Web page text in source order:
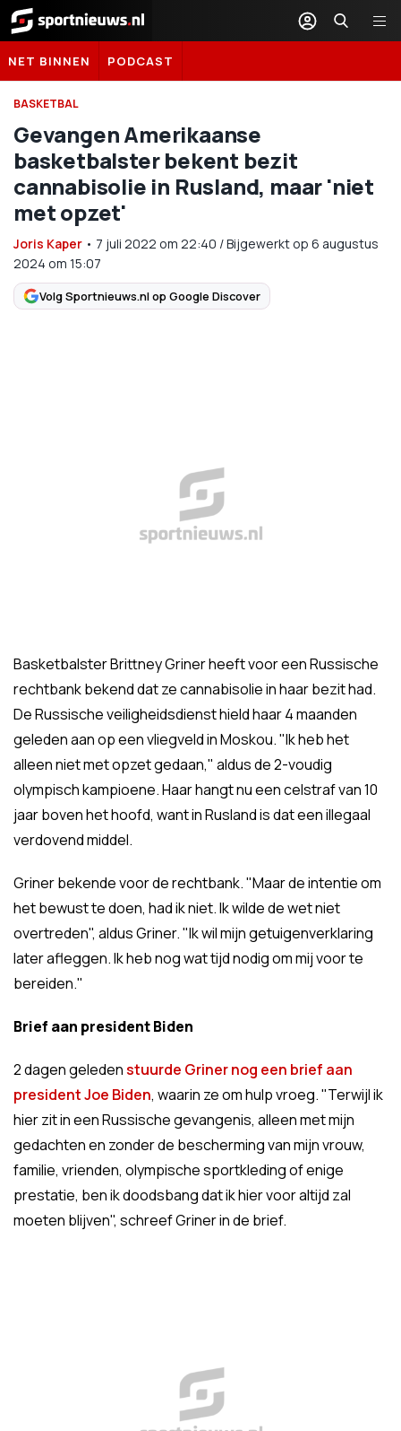
Sportnieuws.nl
NET BINNEN PODCAST
BASKETBAL
Gevangen Amerikaanse
basketbalster bekent bezit
cannabisolie in Rusland, maar 'niet
met opzet'
Joris Kaper • 7 juli 2022 om 22:40 /Bijgewerkt op 6 augustus
2024 om 15:07
Volg Sportnieuws.nl op Google Discover
Basketbalster Brittney Griner heeft voor een Russische
rechtbank bekend dat ze cannabisolie in haar bezit had.
De Russische veiligheidsdienst hield haar 4 maanden
geleden aan op een vliegveld in Moskou. "Ik heb het
alleen niet met opzet gedaan," aldus de 2-voudig
olympisch kampioene. Haar hangt nu een celstraf van 10
jaar boven het hoofd, want in Rusland is dat een illegaal
verdovend middel.
Griner bekende voor de rechtbank. "Maar de intentie om
het bewust te doen, had ik niet. Ik wilde de wet niet
overtreden", aldus Griner. "Ik wil mijn getuigenverklaring
later afleggen. Ik heb nog wat tijd nodig om mij voor te
bereiden."
Brief aan president Biden
2 dagen geledenstuurde Griner nog een brief aan
president Joe Biden, waarin ze om hulp vroeg. "Terwijl ik
hier zit in een Russische gevangenis, alleen met mijn
gedachten en zonder de bescherming van mijn vrouw,
familie, vrienden, olympische sportkleding of enige
prestatie, ben ik doodsbang dat ik hier voor altijd zal
moeten blijven", schreef Griner in de brief.